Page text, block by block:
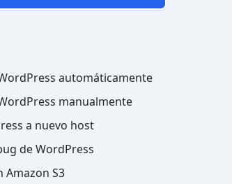
automáticamente
manualmente
a nuevo host
de WordPress
Amazon S3